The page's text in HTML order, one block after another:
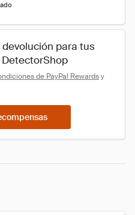
devolución para tus
de PayPal Rewards y